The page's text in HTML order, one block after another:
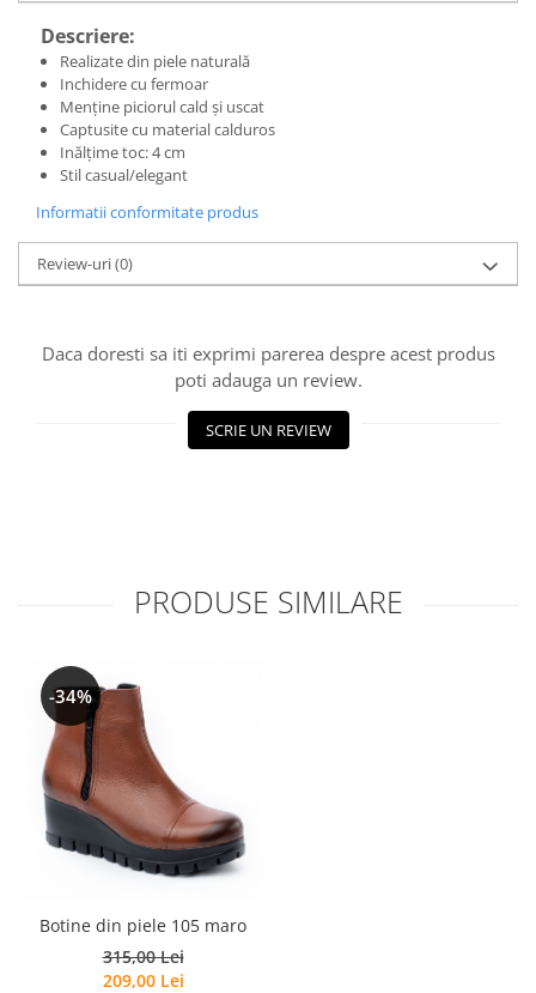
Descriere:
Realizate din piele naturală
Inchidere cu fermoar
Menține piciorul cald și uscat
Captusite cu material calduros
Inălțime toc: 4 cm
Stil casual/elegant
Informatii conformitate produs
Review-uri(0)
Daca doresti sa iti exprimi parerea despre acest produs
poti adauga un review.
SCRIE UN REVIEW
PRODUSE SIMILARE
-34%
Botine din piele 105 maro
315,00 Lei
209,00 Lei